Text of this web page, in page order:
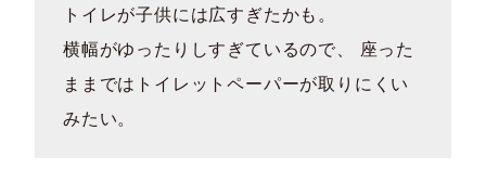
トイレが子供には広すぎたかも。
横幅がゆったりしすぎているので、 座った
ままではトイレットペーパーが取りにくい
みたい。